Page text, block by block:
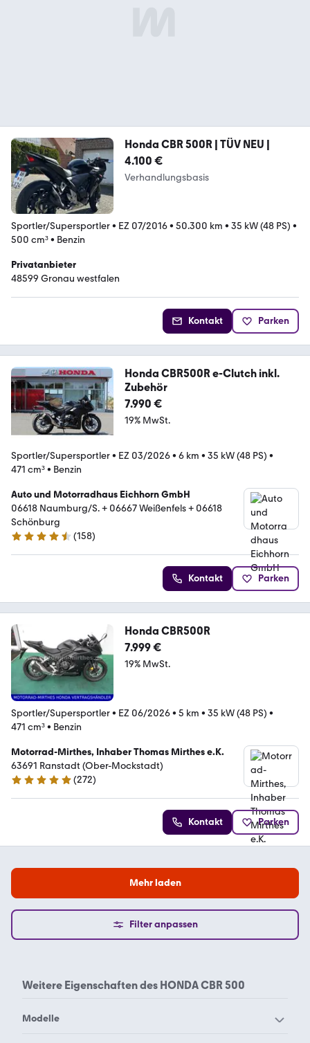
Honda CBR 500R | TÜV NEU |
4.100 €
Verhandlungsbasis
Sportler/Supersportler• EZ 07/2016• 50.300 km • 35 kW (48 PS) •
500 cm³• Benzin
Privatanbieter
48599 Gronau westfalen
Kontakt Parken
Honda CBR500R e-Clutch inkl.
Zubehör
7.990 €
19% MwSt.
Sportler/Supersportler• EZ 03/2026• 6 km • 35 kW (48 PS) •
471 cm³• Benzin
Auto und Motorradhaus Eichhorn GmbH
06618 Naumburg/S. + 06667 Weißenfels + 06618
Schönburg
4.7 Sterne
(158)
Kontakt Parken
Honda CBR500R
7.999 €
19% MwSt.
Sportler/Supersportler• EZ 06/2026• 5 km • 35 kW (48 PS) •
471 cm³• Benzin
Motorrad-Mirthes, Inhaber Thomas Mirthes e.K.
63691 Ranstadt (Ober-Mockstadt)
5 Sterne
(272)
Kontakt Parken
Mehr laden
Filter anpassen
Weitere Eigenschaften des HONDA CBR 500
Modelle